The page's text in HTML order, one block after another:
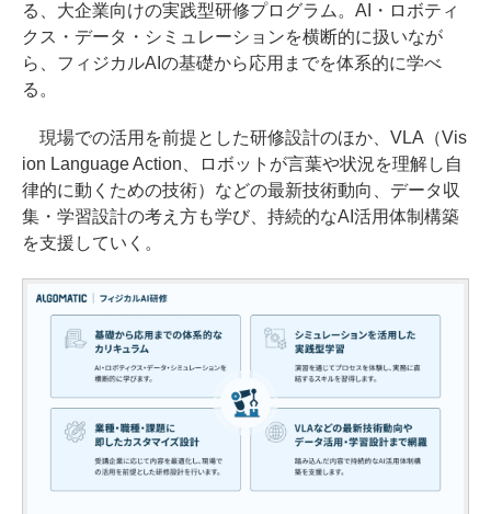
る、大企業向けの実践型研修プログラム。AI・ロボティ
クス・データ・シミュレーションを横断的に扱いなが
ら、フィジカルAIの基礎から応用までを体系的に学べ
る。
現場での活用を前提とした研修設計のほか、VLA（Vis
ion Language Action、ロボットが言葉や状況を理解し自
律的に動くための技術）などの最新技術動向、データ収
集・学習設計の考え方も学び、持続的なAI活用体制構築
を支援していく。